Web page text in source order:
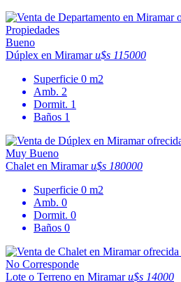
Bueno
Dúplex en Miramaru$s 115000
Superficie 0 m2
Amb. 2
Dormit. 1
Baños 1
Muy Bueno
Chalet en Miramaru$s 180000
Superficie 0 m2
Amb. 0
Dormit. 0
Baños 0
No Corresponde
Lote o Terreno en Miramaru$s 14000